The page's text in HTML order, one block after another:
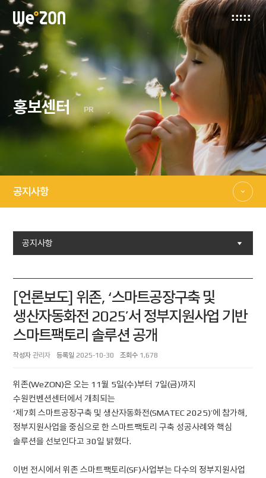
홍보센터 PR
공지사항
공지사항
[언론보도] 위존, ‘스마트공장구축 및
생산자동화전 2025’서 정부지원사업 기반
스마트팩토리 솔루션 공개
작성자 관리자 등록일 2025-10-30 조회수 1,678
위존(WeZON)은 오는 11월 5일(수)부터 7일(금)까지
수원컨벤션센터에서 개최되는
‘제7회 스마트공장구축 및 생산자동화전(SMATEC 2025)’에 참가해,
정부지원사업을 중심으로 한 스마트팩토리 구축 성공사례와 핵심
솔루션을 선보인다고 30일 밝혔다.
이번 전시에서 위존 스마트팩토리(SF)사업부는 다수의 정부지원사업